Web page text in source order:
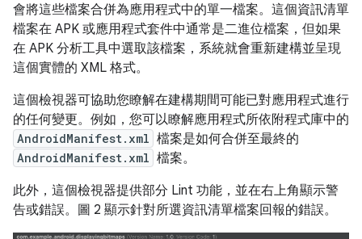
會將這些檔案合併為應用程式中的單一檔案。這個資訊清單
檔案在 APK 或應用程式套件中通常是二進位檔案，但如果
在 APK 分析工具中選取該檔案，系統就會重新建構並呈現
這個實體的 XML 格式。
這個檢視器可協助您瞭解在建構期間可能已對應用程式進行
的任何變更。例如，您可以瞭解應用程式所依附程式庫中的
AndroidManifest.xml 檔案是如何合併至最終的
AndroidManifest.xml 檔案。
此外，這個檢視器提供部分 Lint 功能，並在右上角顯示警
告或錯誤。圖 2 顯示針對所選資訊清單檔案回報的錯誤。